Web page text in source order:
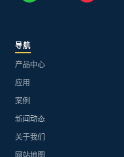
导航
产品中心
应用
案例
新闻动态
关于我们
网站地图